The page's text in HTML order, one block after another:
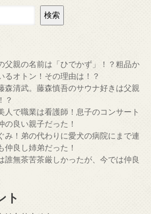
検索
父親の名前は「ひでかず」！？粗品か
るオトン！その理由は！？
森清武。藤森慎吾のサウナ好きは父親
？
人で職業は看護師！息子のコンサート
の良い親子だった！
み！弟の代わりに愛犬の病院にまで連
仲良し姉弟だった！
誰無茶苦茶厳しかったが、今では仲良
ト